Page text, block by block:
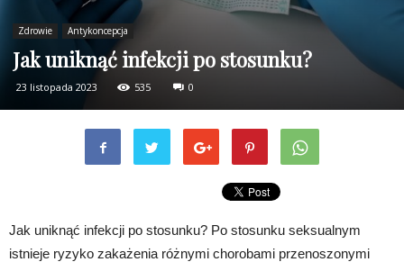
Zdrowie Antykoncepcja
Jak uniknąć infekcji po stosunku?
23 listopada 2023 535 0
Jak uniknąć infekcji po stosunku? Po stosunku seksualnym
istnieje ryzyko zakażenia różnymi chorobami przenoszonymi